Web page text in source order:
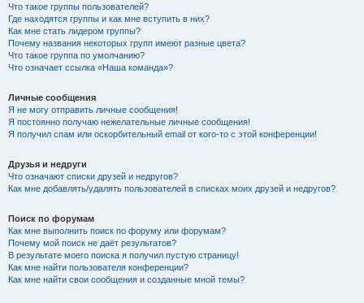
Что такое группы пользователей?
Где находятся группы и как мне вступить в них?
Как мне стать лидером группы?
Почему названия некоторых групп имеют разные цвета?
Что такое группа по умолчанию?
Что означает ссылка «Наша команда»?
Личные сообщения
Я не могу отправить личные сообщения!
Я постоянно получаю нежелательные личные сообщения!
Я получил спам или оскорбительный email от кого-то с этой конференции!
Друзья и недруги
Что означают списки друзей и недругов?
Как мне добавлять/удалять пользователей в списках моих друзей и недругов?
Поиск по форумам
Как мне выполнить поиск по форуму или форумам?
Почему мой поиск не даёт результатов?
В результате моего поиска я получил пустую страницу!
Как мне найти пользователя конференции?
Как мне найти свои сообщения и созданные мной темы?